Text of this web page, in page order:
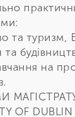
та туризм,
та
на
OF DUBLIN